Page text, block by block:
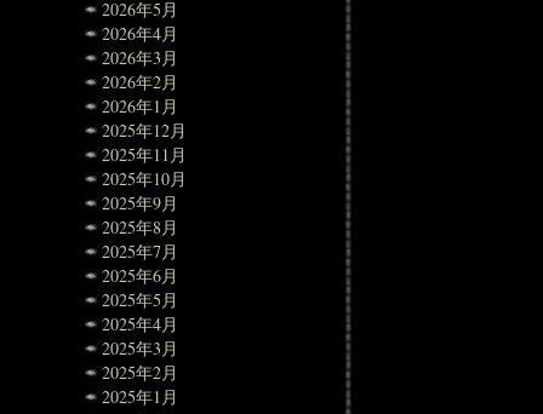
2026年5月
2026年4月
2026年3月
2026年2月
2026年1月
2025年12月
2025年11月
2025年10月
2025年9月
2025年8月
2025年7月
2025年6月
2025年5月
2025年4月
2025年3月
2025年2月
2025年1月